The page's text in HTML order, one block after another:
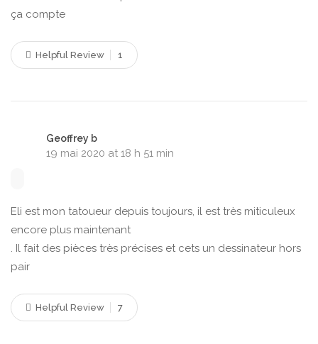
ça compte
Helpful Review 1
Geoffrey b
19 mai 2020 at 18 h 51 min
Eli est mon tatoueur depuis toujours, il est très miticuleux
encore plus maintenant
. Il fait des pièces très précises et cets un dessinateur hors
pair
Helpful Review 7